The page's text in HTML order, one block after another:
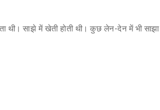
थी। साझे में खेती होती थी। कुछ लेन-देन में भी साझा